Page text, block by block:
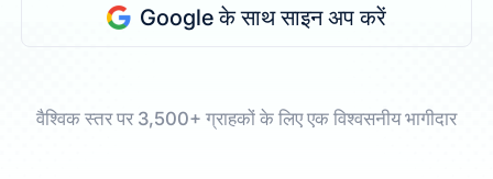
Google के साथ साइन अप करें
वैश्विक स्तर पर 3,500+ ग्राहकों के लिए एक विश्वसनीय भागीदार